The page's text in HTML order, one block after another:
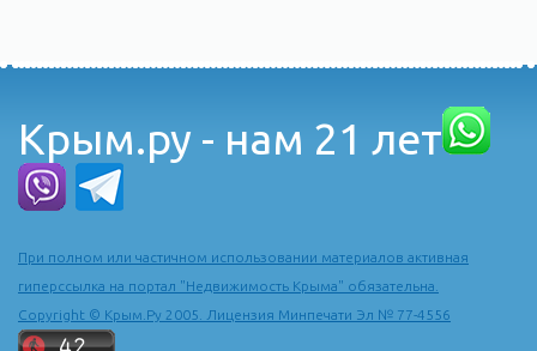
Крым.ру - нам 21 лет
При полном или частичном использовании материалов активная
гиперссылка на портал "Недвижимость Крыма" обязательна.
Copyright © Крым.Ру 2005. Лицензия Минпечати Эл № 77-4556